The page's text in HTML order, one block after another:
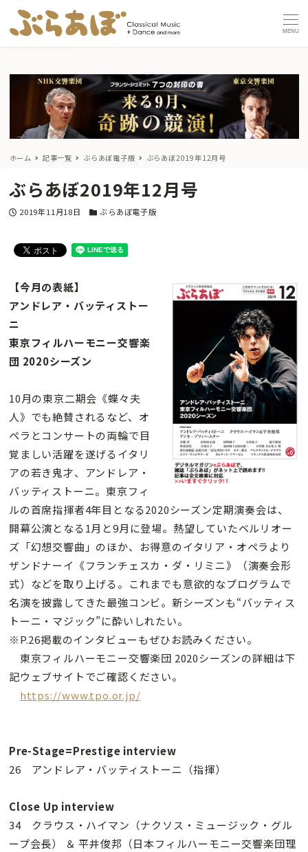
MENU
ホーム 記事一覧 ぶらあぼ電子版 ぶらあぼ2019年12月号
ぶらあぼ2019年12月号
投稿日
2019年11月18日 カテゴリー
ぶらあぼ電子版
【今月の表紙】
アンドレア・バッティストー
ニ
東京フィルハーモニー交響楽
団 2020シーズン
10月の東京二期会《蝶々夫
人》でも絶賛されるなど、オ
ペラとコンサートの両輪で目
覚ましい活躍を遂げるイタリ
アの若き鬼才、アンドレア・
バッティストーニ。東京フィ
ルの首席指揮者4年目となる2020シーズン定期演奏会は、
開幕公演となる1月と9月に登場。熱望していたベルリオー
ズ「幻想交響曲」のほか、お得意のイタリア・オペラより
ザンドナーイ《フランチェスカ・ダ・リミニ》（演奏会形
式）などを取り上げる。これまでも意欲的なプログラムで
名演を披露してきた最強コンビ。新シーズンも“バッティス
トーニ・マジック”に酔いしれたい。
※P.26掲載のインタビューもぜひお読みください。
東京フィルハーモニー交響楽団 2020シーズンの詳細は下
記ウェブサイトでご確認ください。
https://www.tpo.or.jp/
Pre-Stage=Prestige interview
26 アンドレア・バッティストーニ（指揮）
Close Up interview
34 クラウス・ハイマン（ナクソス・ミュージック・グル
ープ会長） ＆ 平井俊邦（日本フィルハーモニー交響楽団理